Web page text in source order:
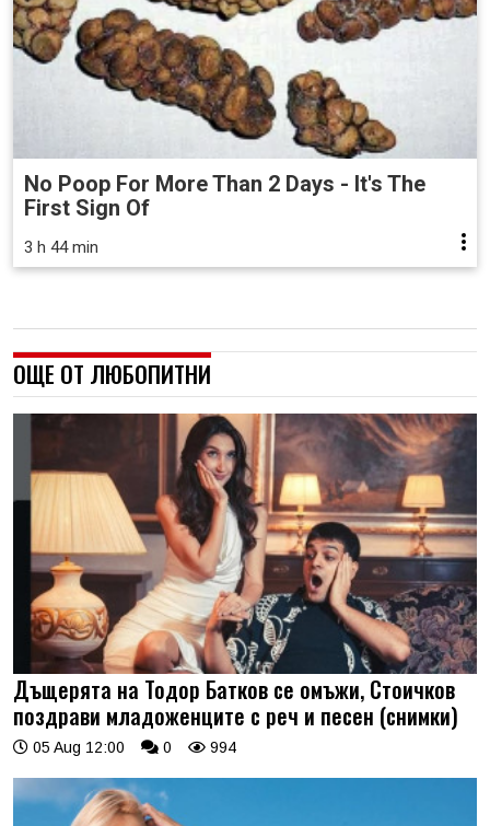
No Poop For More Than 2 Days - It's The
First Sign Of
3 h 44 min
ОЩЕ ОТ ЛЮБОПИТНИ
Дъщерята на Тодор Батков се омъжи, Стоичков
поздрави младоженците с реч и песен (снимки)
05 Aug 12:00 0 994